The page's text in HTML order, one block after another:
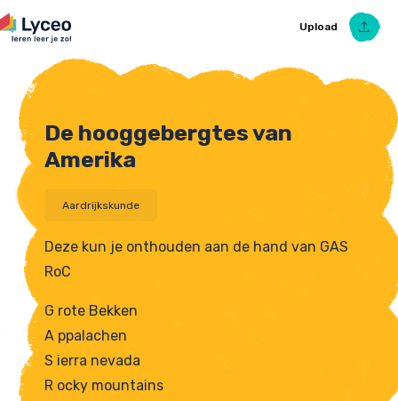
Upload
Upload Ezelsbruggetje
De hooggebergtes van
Amerika
Aardrijkskunde
Deze kun je onthouden aan de hand van GAS
RoC
G rote Bekken
A ppalachen
S ierra nevada
R ocky mountains